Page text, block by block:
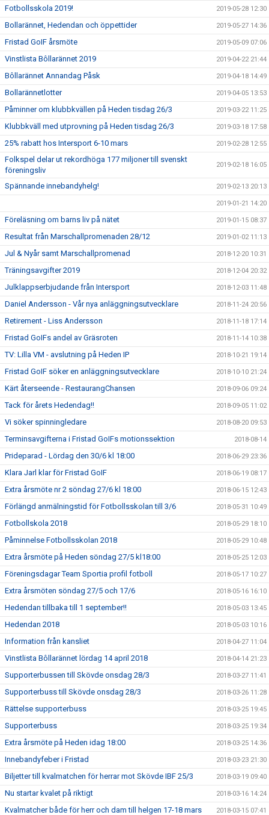
Fotbollsskola 2019! 2019-05-28 12:30
Bollarännet, Hedendan och öppettider 2019-05-27 14:36
Fristad GoIF årsmöte 2019-05-09 07:06
Vinstlista Bôllarännet 2019 2019-04-22 21:44
Bôllarännet Annandag Påsk 2019-04-18 14:49
Bollarännetlotter 2019-04-05 13:53
Påminner om klubbkvällen på Heden tisdag 26/3 2019-03-22 11:25
Klubbkväll med utprovning på Heden tisdag 26/3 2019-03-18 17:58
25% rabatt hos Intersport 6-10 mars 2019-02-28 12:55
Folkspel delar ut rekordhöga 177 miljoner till svenskt
föreningsliv
2019-02-18 16:05
Spännande innebandyhelg! 2019-02-13 20:13
2019-01-21 14:20
Föreläsning om barns liv på nätet 2019-01-15 08:37
Resultat från Marschallpromenaden 28/12 2019-01-02 11:13
Jul & Nyår samt Marschallpromenad 2018-12-20 10:31
Träningsavgifter 2019 2018-12-04 20:32
Julklappserbjudande från Intersport 2018-12-03 11:48
Daniel Andersson - Vår nya anläggningsutvecklare 2018-11-24 20:56
Retirement - Liss Andersson 2018-11-18 17:14
Fristad GoIFs andel av Gräsroten 2018-11-14 10:38
TV: Lilla VM - avslutning på Heden IP 2018-10-21 19:14
Fristad GoIF söker en anläggningsutvecklare 2018-10-10 21:24
Kärt återseende - RestaurangChansen 2018-09-06 09:24
Tack för årets Hedendag!! 2018-09-05 11:02
Vi söker spinningledare 2018-08-20 09:53
Terminsavgifterna i Fristad GoIFs motionssektion 2018-08-14
Prideparad - Lördag den 30/6 kl 18:00 2018-06-29 23:36
Klara Jarl klar för Fristad GoIF 2018-06-19 08:17
Extra årsmöte nr 2 söndag 27/6 kl 18:00 2018-06-15 12:43
Förlängd anmälningstid för Fotbollsskolan till 3/6 2018-05-31 10:49
Fotbollskola 2018 2018-05-29 18:10
Påminnelse Fotbollsskolan 2018 2018-05-29 10:48
Extra årsmöte på Heden söndag 27/5 kl18:00 2018-05-25 12:03
Föreningsdagar Team Sportia profil fotboll 2018-05-17 10:27
Extra årsmöten söndag 27/5 och 17/6 2018-05-16 16:10
Hedendan tillbaka till 1 september!! 2018-05-03 13:45
Hedendan 2018 2018-05-03 10:16
Information från kansliet 2018-04-27 11:04
Vinstlista Bôllarännet lördag 14 april 2018 2018-04-14 21:23
Supporterbussen till Skövde onsdag 28/3 2018-03-27 11:41
Supporterbuss till Skövde onsdag 28/3 2018-03-26 11:28
Rättelse supporterbuss 2018-03-25 19:45
Supporterbuss 2018-03-25 19:34
Extra årsmöte på Heden idag 18:00 2018-03-25 14:36
Innebandyfeber i Fristad 2018-03-23 21:30
Biljetter till kvalmatchen för herrar mot Skövde IBF 25/3 2018-03-19 09:40
Nu startar kvalet på riktigt 2018-03-16 14:24
Kvalmatcher både för herr och dam till helgen 17-18 mars 2018-03-15 07:41